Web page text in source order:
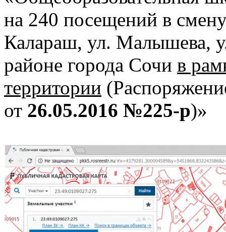
на 240 посещений в
Калараш, ул. Малышева,
районе города Сочи в
территории
от 26.05.2016 №225-р)»